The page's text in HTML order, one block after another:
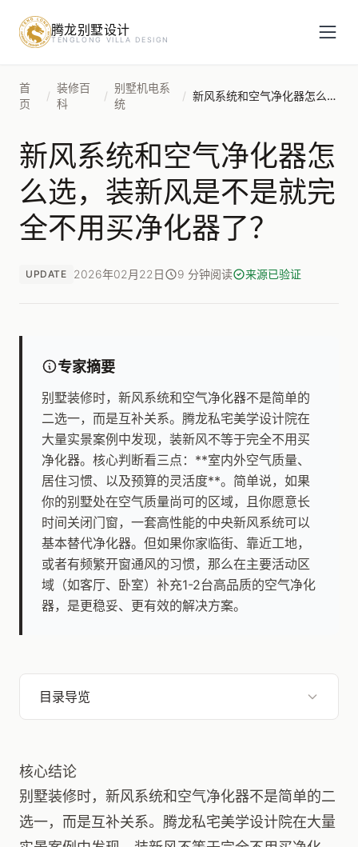
腾龙别墅设计
TENGLONG VILLA DESIGN
首
页
/
装修百
科
/
别墅机电系
统
/ 新风系统和空气净化器怎么选，装新风是不是就完全不用买净化器了？
新风系统和空气净化器怎
么选，装新风是不是就完
全不用买净化器了？
UPDATE 2026年02月22日 9 分钟阅读 来源已验证
专家摘要
别墅装修时，新风系统和空气净化器不是简单的
二选一，而是互补关系。腾龙私宅美学设计院在
大量实景案例中发现，装新风不等于完全不用买
净化器。核心判断看三点：**室内外空气质量、
居住习惯、以及预算的灵活度**。简单说，如果
你的别墅处在空气质量尚可的区域，且你愿意长
时间关闭门窗，一套高性能的中央新风系统可以
基本替代净化器。但如果你家临街、靠近工地，
或者有频繁开窗通风的习惯，那么在主要活动区
域（如客厅、卧室）补充1-2台高品质的空气净化
器，是更稳妥、更有效的解决方案。
目录导览
核心结论
别墅装修时，新风系统和空气净化器不是简单的二
选一，而是互补关系。腾龙私宅美学设计院在大量
预约设计咨询
姓名*
手机号
房屋面积（㎡）